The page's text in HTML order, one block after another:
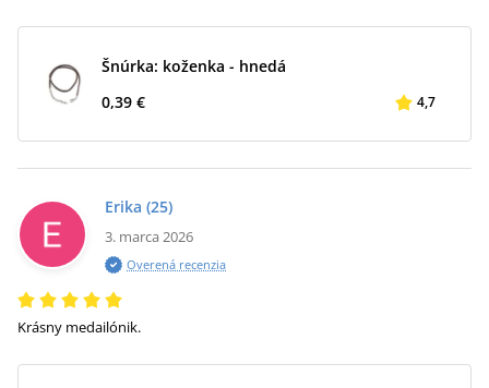
Šnúrka: koženka - hnedá
0,39 €
4,7
Erika (25)
3. marca 2026
Overená recenzia
Krásny medailónik.